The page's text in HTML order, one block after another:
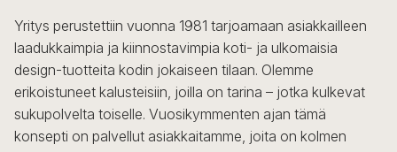
Yritys perustettiin vuonna 1981 tarjoamaan asiakkailleen
laadukkaimpia ja kiinnostavimpia koti- ja ulkomaisia
design-tuotteita kodin jokaiseen tilaan. Olemme
erikoistuneet kalusteisiin, joilla on tarina – jotka kulkevat
sukupolvelta toiselle. Vuosikymmenten ajan tämä
konsepti on palvellut asiakkaitamme, joita on kolmen